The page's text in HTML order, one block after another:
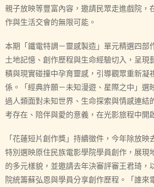
親子放映等豐富內容，邀請民眾走進戲院，
作與生活交會的無限可能。
本期「鐵電特調－靈感製造」單元精選四部
土地記憶、創作歷程與生命經驗切入，呈現
積與現實碰撞中孕育靈感，引導觀眾重新凝
係。「經典許願－未知漫遊、星際之中」選
過人類面對未知世界、生命探索與情感連結
考存在、陪伴與愛的意義，在光影旅程中開
「花蓮短片創作獎」持續徵件，今年除放映
特別選映原住民族電影學院學員創作，展現
的多元樣貌，並邀請去年決審評審王君琦，
院統籌蘇弘恩與學員分享創作歷程。「誰來